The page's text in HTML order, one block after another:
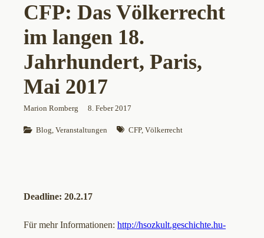
CFP: Das Völkerrecht
im langen 18.
Jahrhundert, Paris,
Mai 2017
Marion Romberg 8. Feber 2017
Blog, Veranstaltungen CFP, Völkerrecht
Deadline: 20.2.17
Für mehr Informationen: http://hsozkult.geschichte.hu-